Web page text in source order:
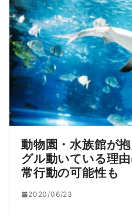
動物園・水族館が
グル動いている理
常行動の可能性も
2020/06/23